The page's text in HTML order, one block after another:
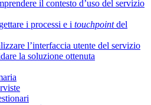
il contesto d’uso del servizio
i processi e i touchpointdel
l’interfaccia utente del servizio
la soluzione ottenuta